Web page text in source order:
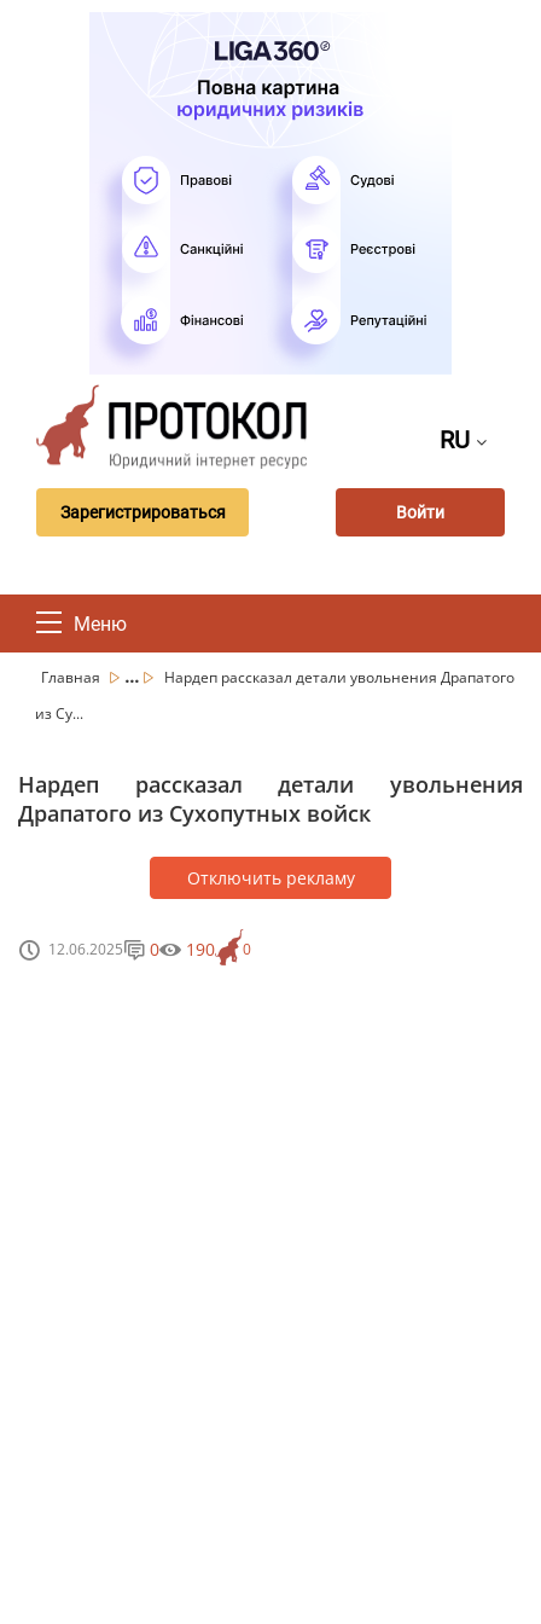
RU
Зарегистрироваться Войти
Меню
Главная ...
Нардеп рассказал детали увольнения Драпатого
из Су...
Нардеп рассказал детали увольнения
Драпатого из Сухопутных войск
Отключить рекламу
12.06.2025 0
0 190